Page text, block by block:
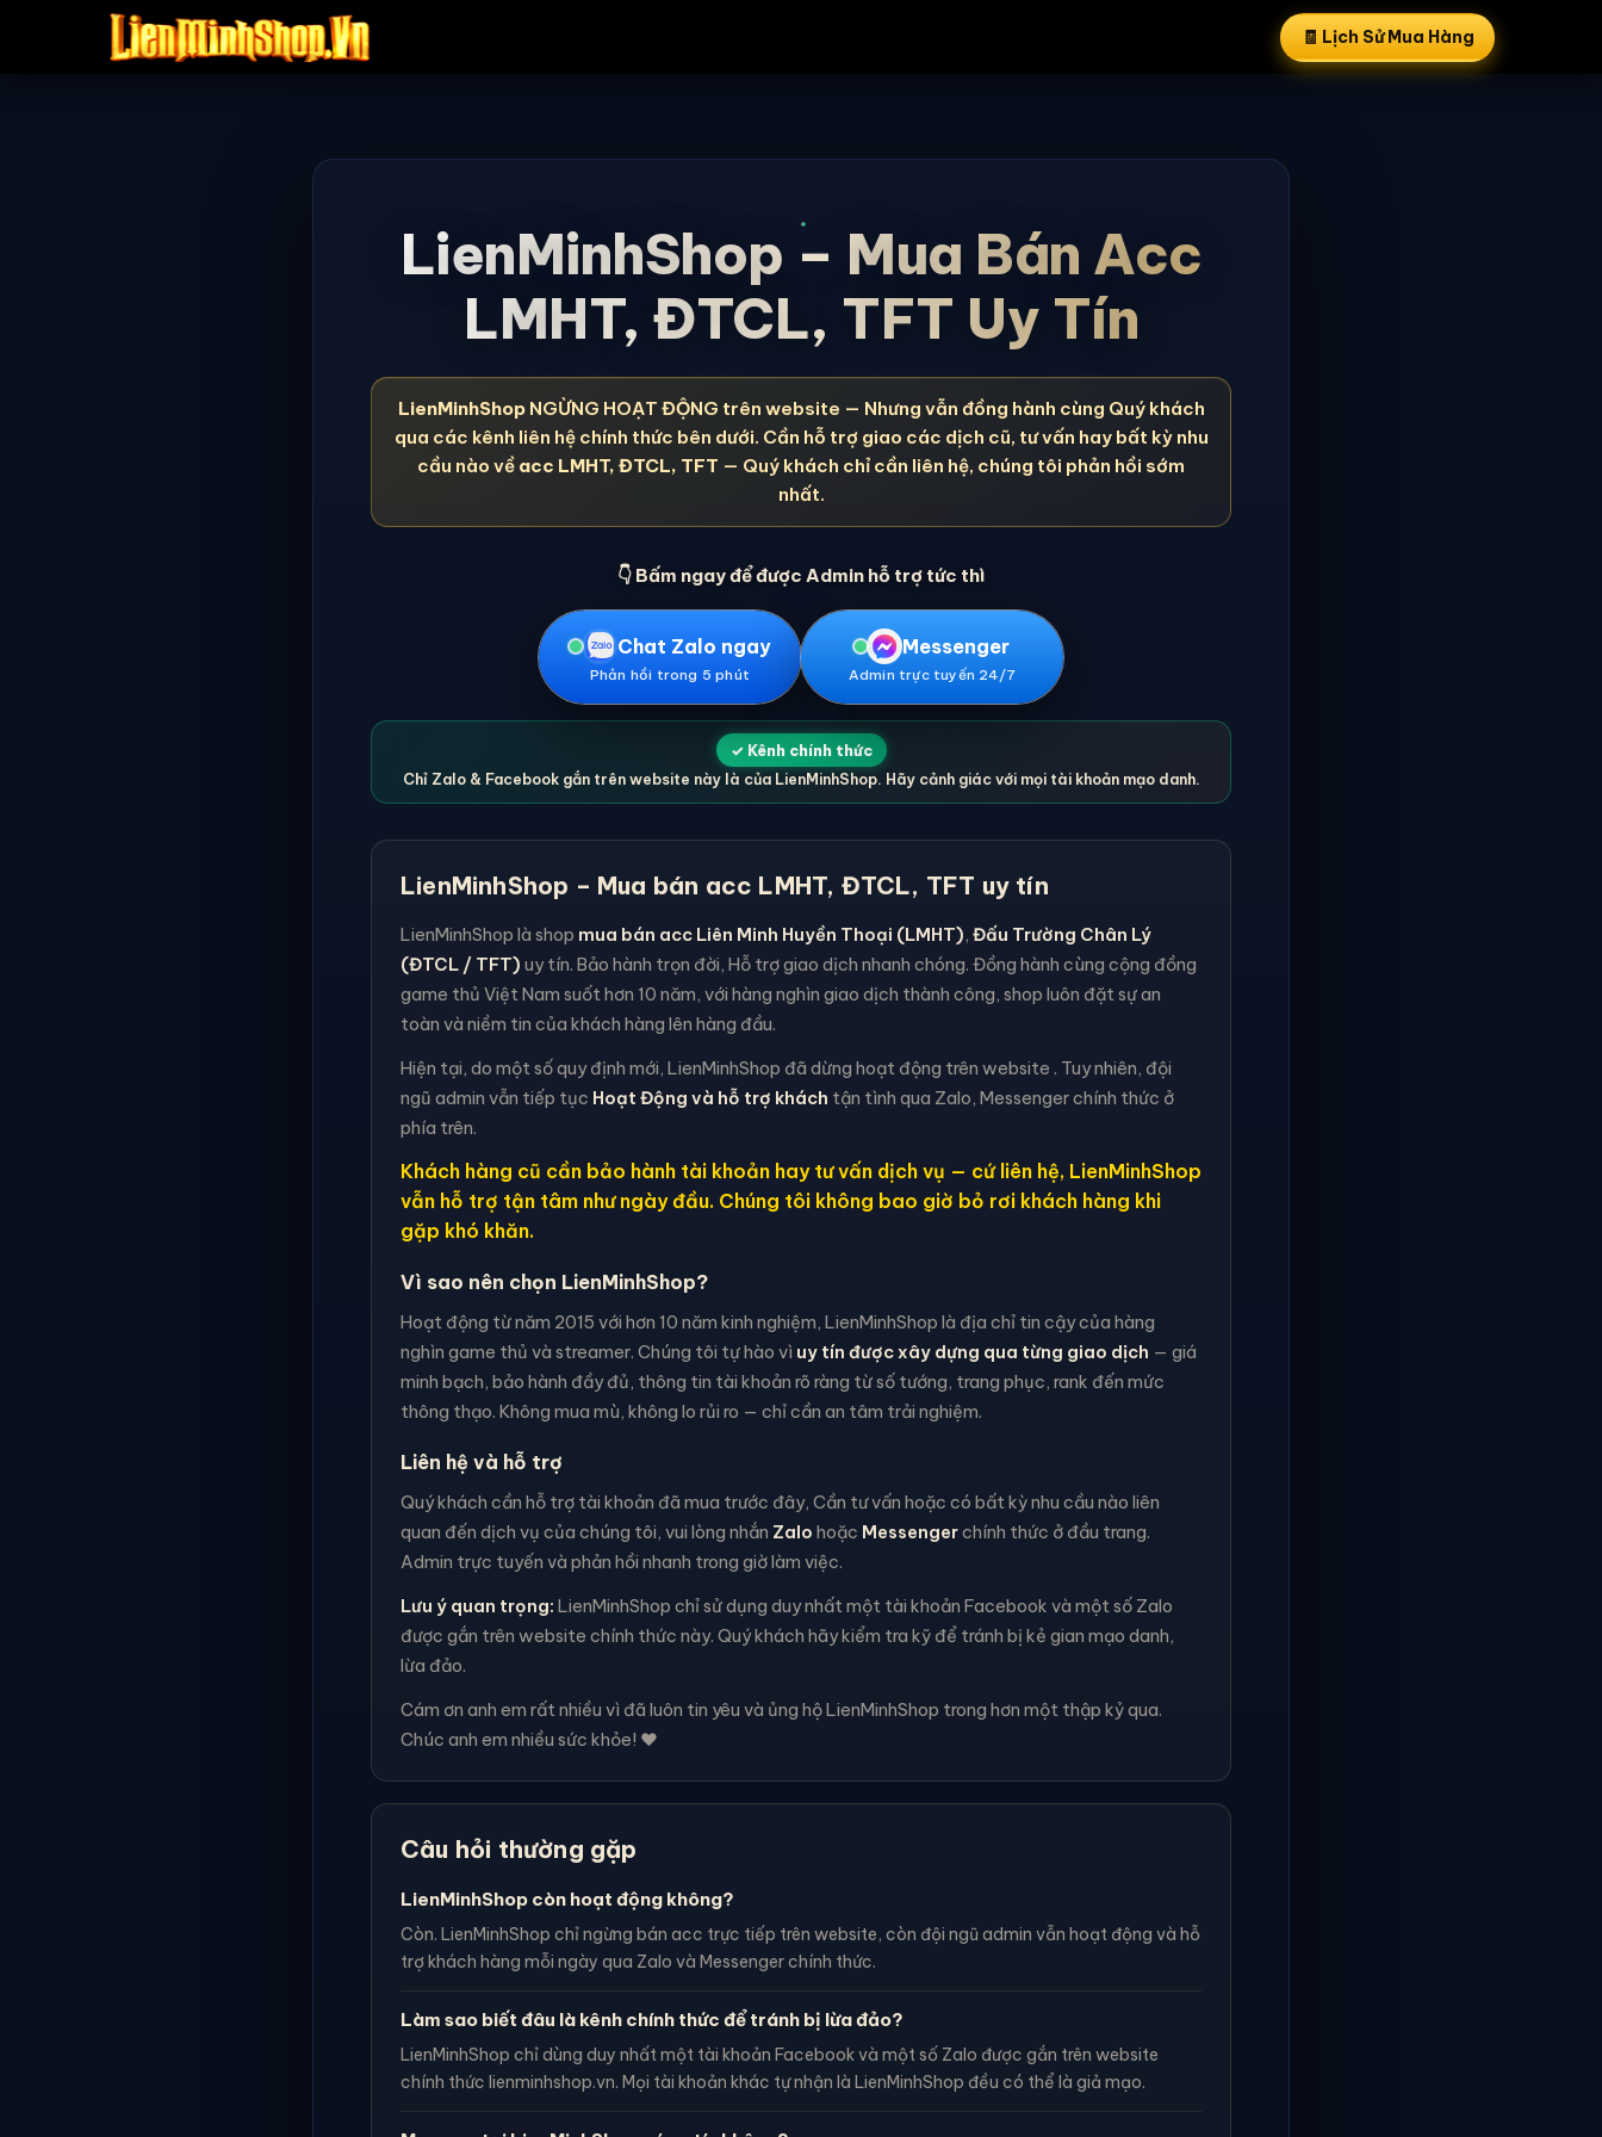
🧾 Lịch Sử Mua Hàng
LienMinhShop – Mua Bán Acc
LMHT, ĐTCL, TFT Uy Tín
LienMinhShopNGỪNG HOẠT ĐỘNG trên website — Nhưng vẫn đồng hành cùng Quý khách
qua các kênh liên hệ chính thức bên dưới. Cần hỗ trợ giao các dịch cũ, tư vấn hay bất kỳ nhu
cầu nào về acc LMHT, ĐTCL, TFT — Quý khách chỉ cần liên hệ, chúng tôi phản hồi sớm
nhất.
👇 Bấm ngay để được Admin hỗ trợ tức thì
Chat Zalo ngay
Phản hồi trong 5 phút
Messenger
Admin trực tuyến 24/7
✓ Kênh chính thức
Chỉ Zalo & Facebook gắn trên website này là của LienMinhShop. Hãy cảnh giác với mọi tài khoản mạo danh.
LienMinhShop – Mua bán acc LMHT, ĐTCL, TFT uy tín
LienMinhShop là shop mua bán acc Liên Minh Huyền Thoại (LMHT), Đấu Trường Chân Lý
(ĐTCL / TFT) uy tín. Bảo hành trọn đời, Hỗ trợ giao dịch nhanh chóng. Đồng hành cùng cộng đồng
game thủ Việt Nam suốt hơn 10 năm, với hàng nghìn giao dịch thành công, shop luôn đặt sự an
toàn và niềm tin của khách hàng lên hàng đầu.
Hiện tại, do một số quy định mới, LienMinhShop đã dừng hoạt động trên website . Tuy nhiên, đội
ngũ admin vẫn tiếp tục Hoạt Động và hỗ trợ khách tận tình qua Zalo, Messenger chính thức ở
phía trên.
Khách hàng cũ cần bảo hành tài khoản hay tư vấn dịch vụ — cứ liên hệ, LienMinhShop
vẫn hỗ trợ tận tâm như ngày đầu. Chúng tôi không bao giờ bỏ rơi khách hàng khi
gặp khó khăn.
Vì sao nên chọn LienMinhShop?
Hoạt động từ năm 2015 với hơn 10 năm kinh nghiệm, LienMinhShop là địa chỉ tin cậy của hàng
nghìn game thủ và streamer. Chúng tôi tự hào vì uy tín được xây dựng qua từng giao dịch — giá
minh bạch, bảo hành đầy đủ, thông tin tài khoản rõ ràng từ số tướng, trang phục, rank đến mức
thông thạo. Không mua mù, không lo rủi ro — chỉ cần an tâm trải nghiệm.
Liên hệ và hỗ trợ
Quý khách cần hỗ trợ tài khoản đã mua trước đây, Cần tư vấn hoặc có bất kỳ nhu cầu nào liên
quan đến dịch vụ của chúng tôi, vui lòng nhắn Zalo hoặc Messengerchính thức ở đầu trang.
Admin trực tuyến và phản hồi nhanh trong giờ làm việc.
Lưu ý quan trọng: LienMinhShop chỉ sử dụng duy nhất một tài khoản Facebook và một số Zalo
được gắn trên website chính thức này. Quý khách hãy kiểm tra kỹ để tránh bị kẻ gian mạo danh,
lừa đảo.
Cám ơn anh em rất nhiều vì đã luôn tin yêu và ủng hộ LienMinhShop trong hơn một thập kỷ qua.
Chúc anh em nhiều sức khỏe! ❤️
Câu hỏi thường gặp
LienMinhShop còn hoạt động không?
Còn. LienMinhShop chỉ ngừng bán acc trực tiếp trên website, còn đội ngũ admin vẫn hoạt động và hỗ
trợ khách hàng mỗi ngày qua Zalo và Messenger chính thức.
Làm sao biết đâu là kênh chính thức để tránh bị lừa đảo?
LienMinhShop chỉ dùng duy nhất một tài khoản Facebook và một số Zalo được gắn trên website
chính thức lienminhshop.vn. Mọi tài khoản khác tự nhận là LienMinhShop đều có thể là giả mạo.